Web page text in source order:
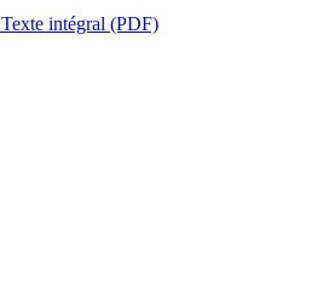
Texte intégral (PDF)